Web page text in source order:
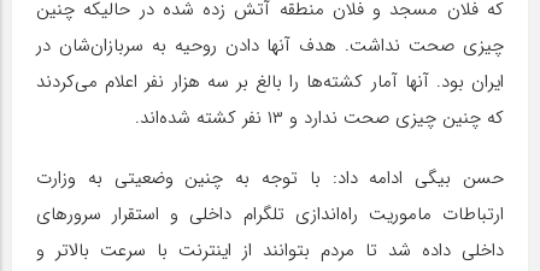
که فلان مسجد و فلان منطقه آتش زده شده در حالیکه چنین
چیزی صحت نداشت. هدف آنها دادن روحیه به سربازان‌شان در
ایران بود. آنها آمار کشته‌ها را بالغ بر سه هزار نفر اعلام می‌کردند
که چنین چیزی صحت ندارد و ۱۳ نفر کشته شده‌اند.
حسن بیگی ادامه داد: با توجه به چنین وضعیتی به وزارت
ارتباطات ماموریت راه‌اندازی تلگرام داخلی و استقرار سرورهای
داخلی داده شد تا مردم بتوانند از اینترنت با سرعت بالاتر و